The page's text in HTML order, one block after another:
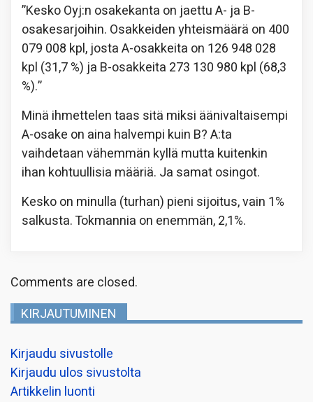
”Kesko Oyj:n osakekanta on jaettu A- ja B-
osakesarjoihin. Osakkeiden yhteismäärä on 400
079 008 kpl, josta A-osakkeita on 126 948 028
kpl (31,7 %) ja B-osakkeita 273 130 980 kpl (68,3
%).”
Minä ihmettelen taas sitä miksi äänivaltaisempi
A-osake on aina halvempi kuin B? A:ta
vaihdetaan vähemmän kyllä mutta kuitenkin
ihan kohtuullisia määriä. Ja samat osingot.
Kesko on minulla (turhan) pieni sijoitus, vain 1%
salkusta. Tokmannia on enemmän, 2,1%.
Comments are closed.
KIRJAUTUMINEN
Kirjaudu sivustolle
Kirjaudu ulos sivustolta
Artikkelin luonti